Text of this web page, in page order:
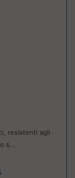
resistenti agli
s...